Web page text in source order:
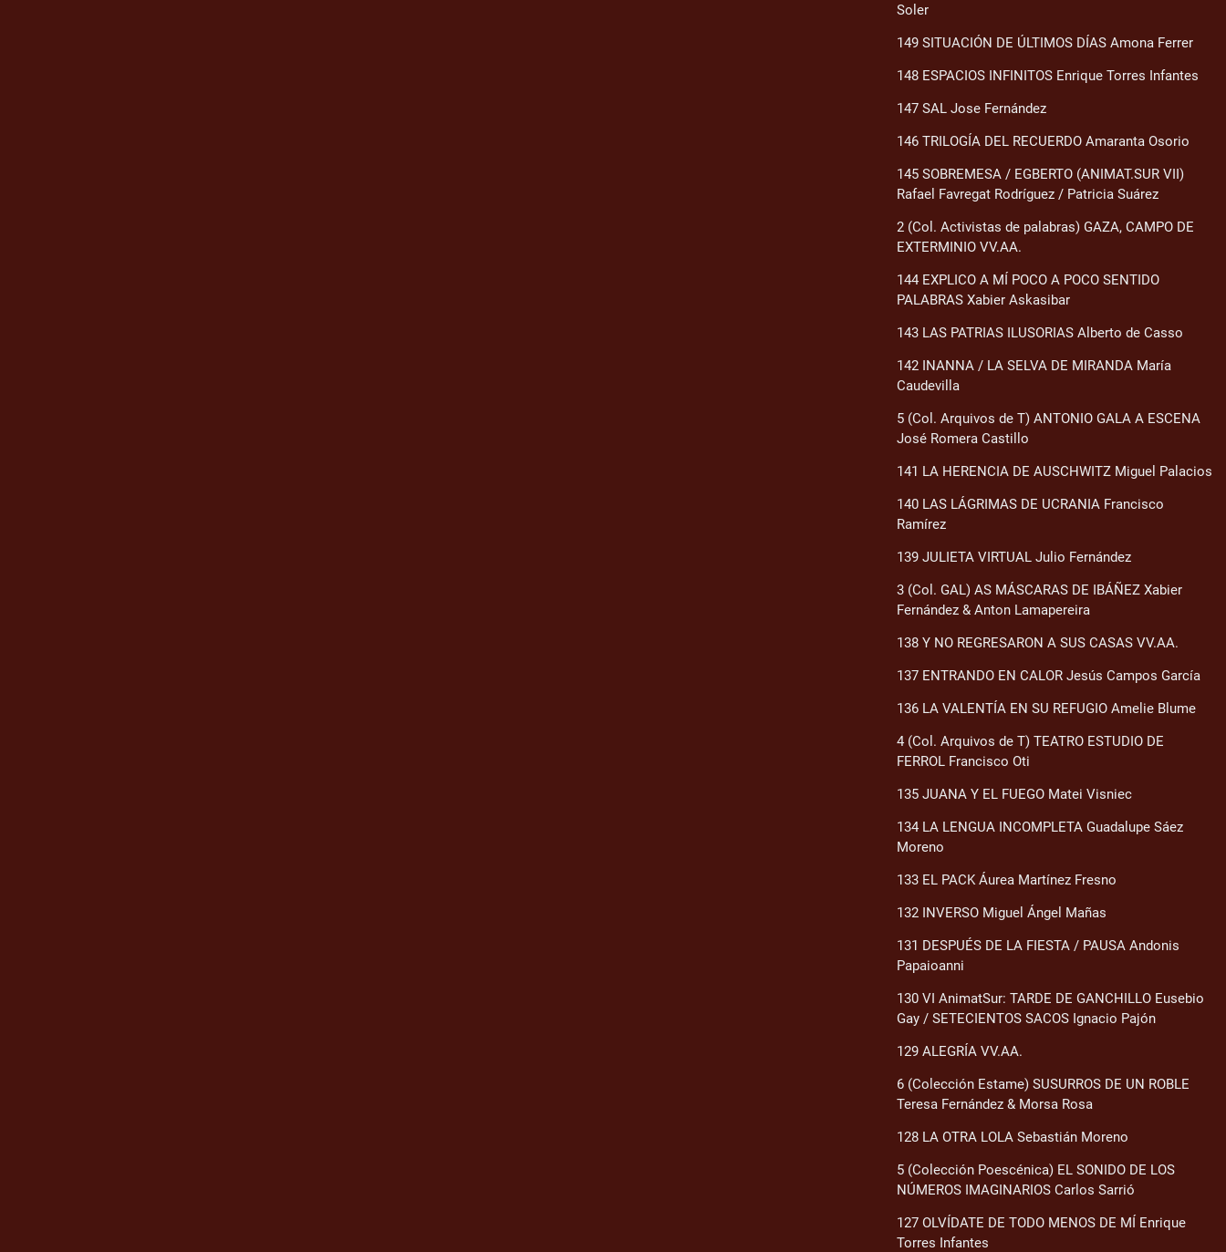
Soler
149 SITUACIÓN DE ÚLTIMOS DÍAS Amona Ferrer
148 ESPACIOS INFINITOS Enrique Torres Infantes
147 SAL Jose Fernández
146 TRILOGÍA DEL RECUERDO Amaranta Osorio
145 SOBREMESA / EGBERTO (ANIMAT.SUR VII)
Rafael Favregat Rodríguez / Patricia Suárez
2 (Col. Activistas de palabras) GAZA, CAMPO DE
EXTERMINIO VV.AA.
144 EXPLICO A MÍ POCO A POCO SENTIDO
PALABRAS Xabier Askasibar
143 LAS PATRIAS ILUSORIAS Alberto de Casso
142 INANNA / LA SELVA DE MIRANDA María
Caudevilla
5 (Col. Arquivos de T) ANTONIO GALA A ESCENA
José Romera Castillo
141 LA HERENCIA DE AUSCHWITZ Miguel Palacios
140 LAS LÁGRIMAS DE UCRANIA Francisco
Ramírez
139 JULIETA VIRTUAL Julio Fernández
3 (Col. GAL) AS MÁSCARAS DE IBÁÑEZ Xabier
Fernández & Anton Lamapereira
138 Y NO REGRESARON A SUS CASAS VV.AA.
137 ENTRANDO EN CALOR Jesús Campos García
136 LA VALENTÍA EN SU REFUGIO Amelie Blume
4 (Col. Arquivos de T) TEATRO ESTUDIO DE
FERROL Francisco Oti
135 JUANA Y EL FUEGO Matei Visniec
134 LA LENGUA INCOMPLETA Guadalupe Sáez
Moreno
133 EL PACK Áurea Martínez Fresno
132 INVERSO Miguel Ángel Mañas
131 DESPUÉS DE LA FIESTA / PAUSA Andonis
Papaioanni
130 VI AnimatSur: TARDE DE GANCHILLO Eusebio
Gay / SETECIENTOS SACOS Ignacio Pajón
129 ALEGRÍA VV.AA.
6 (Colección Estame) SUSURROS DE UN ROBLE
Teresa Fernández & Morsa Rosa
128 LA OTRA LOLA Sebastián Moreno
5 (Colección Poescénica) EL SONIDO DE LOS
NÚMEROS IMAGINARIOS Carlos Sarrió
127 OLVÍDATE DE TODO MENOS DE MÍ Enrique
Torres Infantes